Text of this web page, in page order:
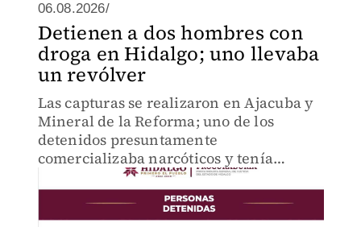
06.08.2026/
Detienen a dos hombres con
droga en Hidalgo; uno llevaba
un revólver
Las capturas se realizaron en Ajacuba y
Mineral de la Reforma; uno de los
detenidos presuntamente
comercializaba narcóticos y tenía
además una báscula gramera y una
motocicleta.